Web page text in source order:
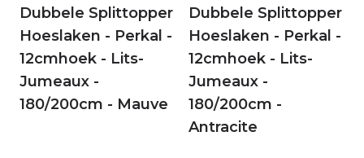
Dubbele Splittopper
Hoeslaken - Perkal -
12cmhoek - Lits-
Jumeaux -
180/200cm - Mauve
Dubbele Splittopper
Hoeslaken - Perkal -
12cmhoek - Lits-
Jumeaux -
180/200cm -
Antracite